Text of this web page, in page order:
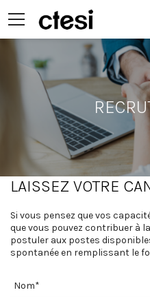
LAISSEZ VOTRE
Si vous pensez que vos
que vous pouvez contribuer à
postuler aux postes
spontanée en remplissant le